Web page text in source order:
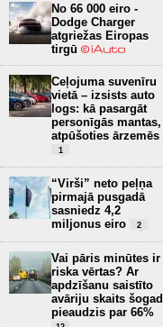
No 66 000 eiro -
Dodge Charger
atgriežas Eiropas
tirgū
Ceļojuma suvenīru
vietā – izsists auto
logs: kā pasargāt
personīgās mantas,
atpūšoties ārzemēs
1
“Virši” neto peļņa
pirmajā pusgadā
sasniedz 4,2
miljonus eiro
2
Vai pāris minūtes ir
riska vērtas? Ar
apdzīšanu saistīto
avāriju skaits šogad
pieaudzis par 66%